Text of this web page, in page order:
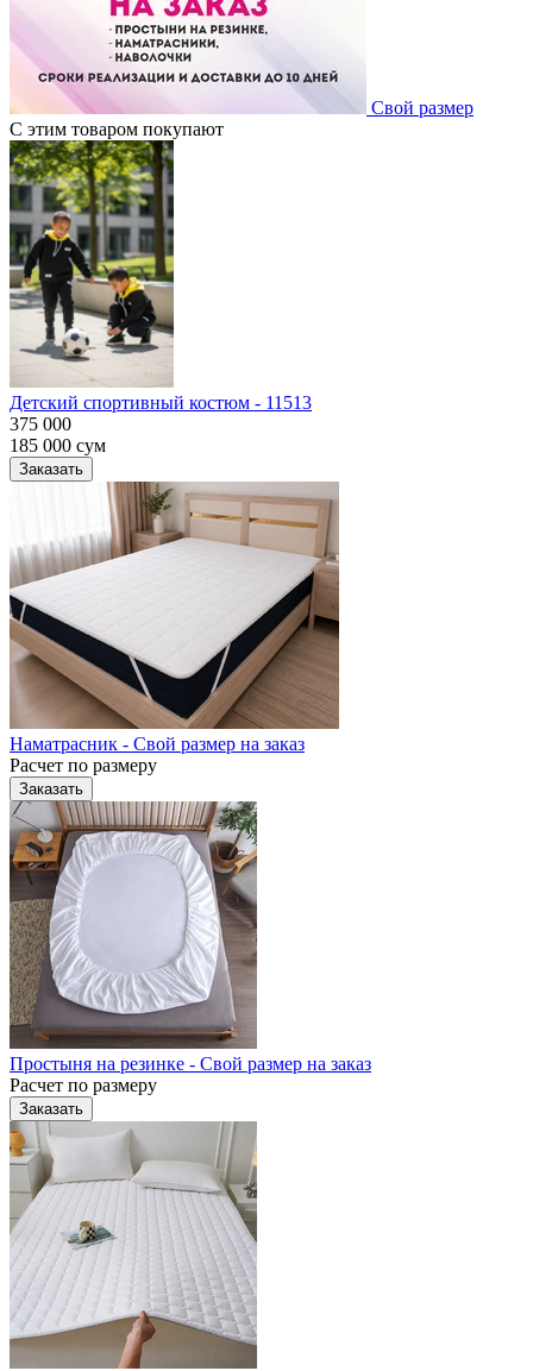
Свой размер
С этим товаром покупают
Детский спортивный костюм - 11513
375 000
185 000 сум
Заказать
Наматрасник - Свой размер на заказ
Расчет по размеру
Заказать
Простыня на резинке - Свой размер на заказ
Расчет по размеру
Заказать